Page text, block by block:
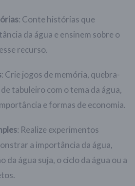
: Conte histórias que
da água e ensinem sobre o
recurso.
: Crie jogos de memória, quebra-
tabuleiro com o tema da água,
e formas de economia.
: Realize experimentos
a importância da água,
da água suja, o ciclo da água ou a